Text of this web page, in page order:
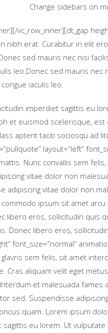
Change sidebars on
vc_row_inner][dt_gap
nibh erat. Curabitur in elit
sed mauris nec nisi
leo.Donec sed mauris
iaculis leo.
imperdiet sagittis eu
et euismod scelerisque,
aptent taciti sociosqu ad
layout=”left”
Nunc convallis sem
vitae dolor non
adipiscing vitae dolor non
ipsum sit amet
libero eros, sollicitudin quis
Donec libero eros,
font_size=”normal”
sem felis, sit amet
Cras aliquam velit eget
et malesuada fames
sed. Suspendisse
quam. Lorem ipsum
eu lorem. Ut